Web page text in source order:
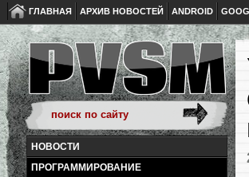
ГЛАВНАЯ АРХИВ НОВОСТЕЙ ANDROID
НОВОСТИ
ПРОГРАММИРОВАНИЕ